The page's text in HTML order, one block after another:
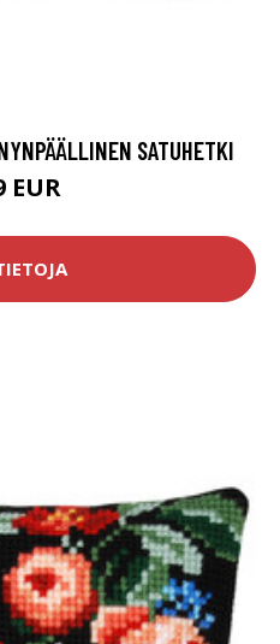
SATUHETKI
EUR